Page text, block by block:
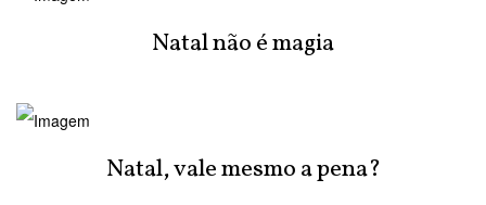
Natal não é magia
Natal, vale mesmo a pena?